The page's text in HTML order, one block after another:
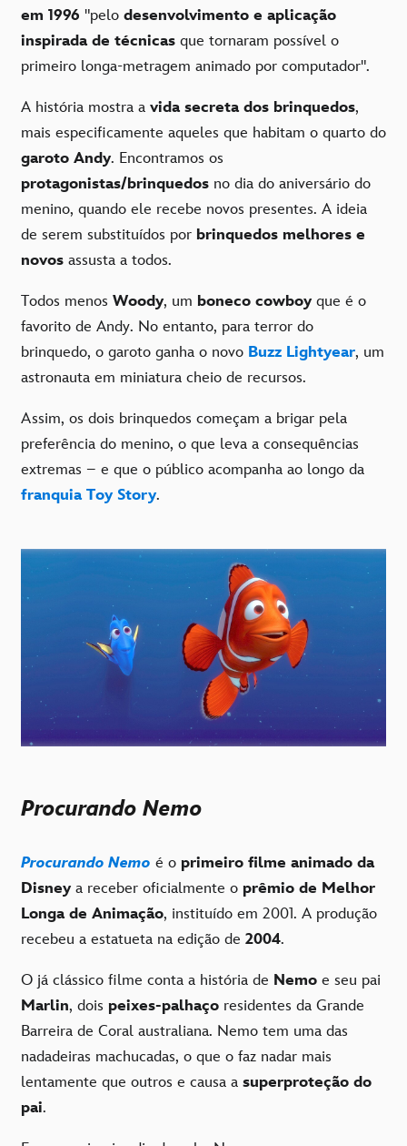
em 1996 "pelo desenvolvimento e aplicação
inspirada de técnicas que tornaram possível o
primeiro longa-metragem animado por computador".
A história mostra a vida secreta dos brinquedos,
mais especificamente aqueles que habitam o quarto do
garoto Andy. Encontramos os
protagonistas/brinquedos no dia do aniversário do
menino, quando ele recebe novos presentes. A ideia
de serem substituídos por brinquedos melhores e
novos assusta a todos.
Todos menos Woody, um boneco cowboy que é o
favorito de Andy. No entanto, para terror do
brinquedo, o garoto ganha o novo Buzz Lightyear, um
astronauta em miniatura cheio de recursos.
Assim, os dois brinquedos começam a brigar pela
preferência do menino, o que leva a consequências
extremas – e que o público acompanha ao longo da
franquia Toy Story.
Procurando Nemo
Procurando Nemo é o primeiro filme animado da
Disney a receber oficialmente o prêmio de Melhor
Longa de Animação, instituído em 2001. A produção
recebeu a estatueta na edição de 2004.
O já clássico filme conta a história de Nemo e seu pai
Marlin, dois peixes-palhaço residentes da Grande
Barreira de Coral australiana. Nemo tem uma das
nadadeiras machucadas, o que o faz nadar mais
lentamente que outros e causa a superproteção do
pai.